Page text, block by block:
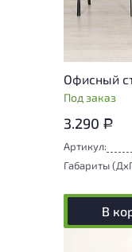
Под заказ
3.290 Р
Артикул:
Габариты
В